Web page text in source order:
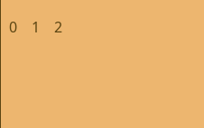
0 1 2